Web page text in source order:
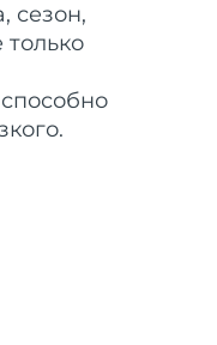
сезон,